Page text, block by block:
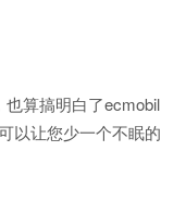
算搞明白了ecmobil
以让您少一个不眠的